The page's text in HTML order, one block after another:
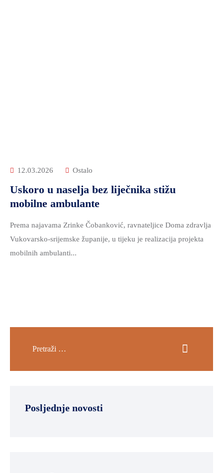
12.03.2026 Ostalo
Uskoro u naselja bez liječnika stižu
mobilne ambulante
Prema najavama Zrinke Čobanković, ravnateljice Doma zdravlja
Vukovarsko-srijemske županije, u tijeku je realizacija projekta
mobilnih ambulanti...
Posljednje novosti